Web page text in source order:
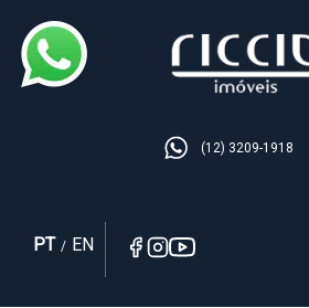
(12) 3209-1918
PT / EN